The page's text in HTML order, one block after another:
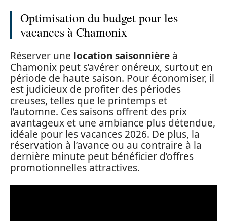
Optimisation du budget pour les
vacances à Chamonix
Réserver une location saisonnière à
Chamonix peut s’avérer onéreux, surtout en
période de haute saison. Pour économiser, il
est judicieux de profiter des périodes
creuses, telles que le printemps et
l’automne. Ces saisons offrent des prix
avantageux et une ambiance plus détendue,
idéale pour les vacances 2026. De plus, la
réservation à l’avance ou au contraire à la
dernière minute peut bénéficier d’offres
promotionnelles attractives.